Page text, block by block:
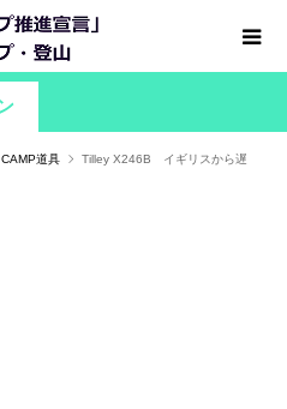
CAMP道具
Tilley X246B イギリスから遅